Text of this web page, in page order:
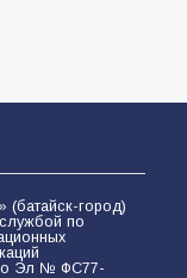
(батайск-город)
по
Эл № ФС77-